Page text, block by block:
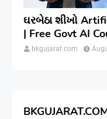
ઘરબેઠા શીખો
| Free Govt AI
Step-by-Step
bkgujarat.com